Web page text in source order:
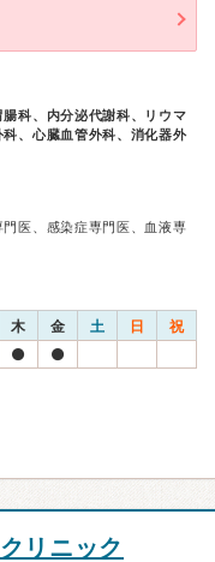
科、内分泌代謝科、リウマ
、心臓血管外科、消化器外
医、感染症専門医、血液専
木 金 土 日 祝
リニック